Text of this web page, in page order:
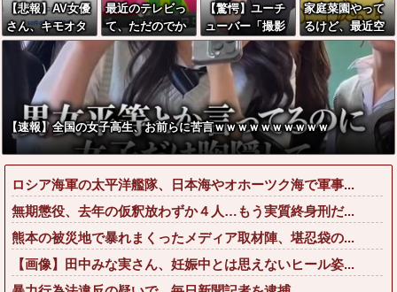
【悲報】AV女優
さん、キモオタ
チー牛弱男ども
の「おはよう」
にブチギレｗｗ
最近のテレビっ
て、ただのでか
いYouTubeにな
りつつあるよな
【驚愕】ユーチ
ューバー「撮影
で使うから、こ
の高級時計も車
もぜ～んぶ経費
でタダ！ｗ」←
まさかコレ本気
にしてる奴なん
ておらんよな？
よな？w w w w
w w w w w w w
家庭菜園やって
るけど、最近空
芯菜が評価され
過ぎだと思
う！！！！！
【速報】全国の女子高生、お前らに苦言ｗｗｗｗｗｗｗｗｗｗ
ロシア海軍の太平洋艦隊、日本海やオホーツク海で軍事...
無期懲役、去年の仮釈放わずか４人…もう実質終身刑だ...
熊本の被災地で暴れまくったメディア取材陣、堪忍袋の...
【画像】田中みな実さん、妊娠中とは思えないヒール姿...